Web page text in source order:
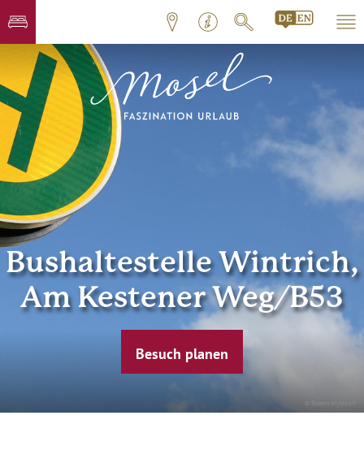
© Bjoern Wylezich
Bushaltestelle Wintrich,
Am Kestener Weg/B53
Besuch planen